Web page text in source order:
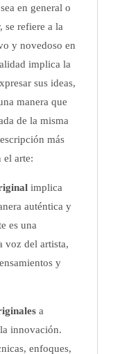
en general o
se refiere a la
y novedoso en
implica la
sus ideas,
manera que
de la misma
más
el arte:
implica
auténtica y
es una
voz del artista,
y
a
innovación.
enfoques,